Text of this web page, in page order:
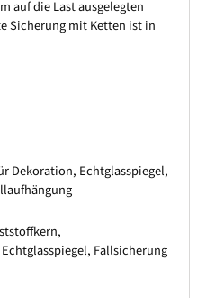
auf die Last ausgelegten
Sicherung mit Ketten ist in
Dekoration, Echtglasspiegel,
Fallsicherung